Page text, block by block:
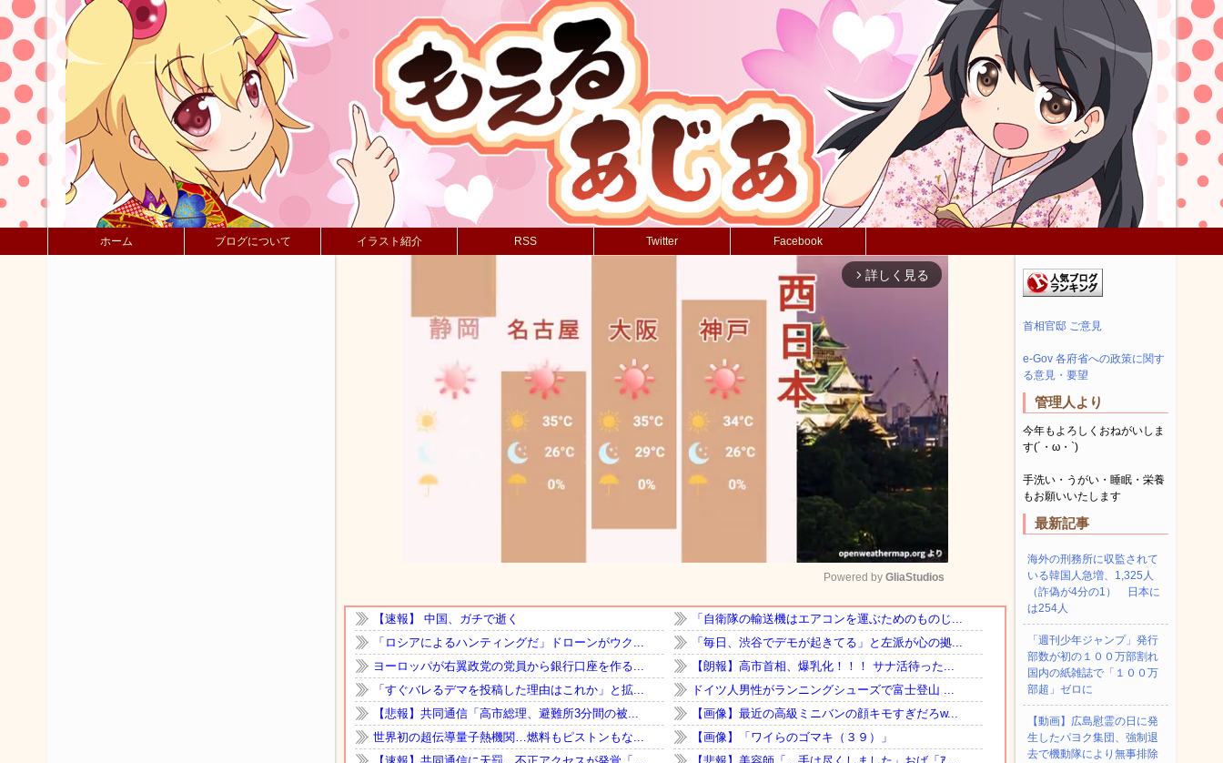
ホーム ブログについて イラスト紹介 RSS Twitter Facebook
arrow_forward_ios 詳しく見る
Mute
Powered by GliaStudios
首相官邸 ご意見
e-Gov 各府省への政策に関す
る意見・要望
管理人より
今年もよろしくおねがいしま
す(´・ω・`)
手洗い・うがい・睡眠・栄養
もお願いいたします
最新記事
海外の刑務所に収監されて
いる韓国人急増、1,325人
（詐偽が4分の1） 日本に
は254人
「週刊少年ジャンプ」発行
部数が初の１００万部割れ
国内の紙雑誌で「１００万
部超」ゼロに
【動画】広島慰霊の日に発
生したパヨク集団、強制退
去で機動隊により無事排除